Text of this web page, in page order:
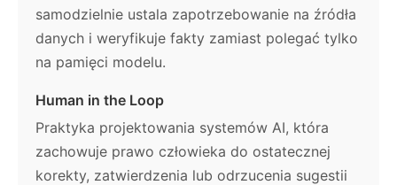
samodzielnie ustala zapotrzebowanie na źródła
danych i weryfikuje fakty zamiast polegać tylko
na pamięci modelu.
Human in the Loop
Praktyka projektowania systemów AI, która
zachowuje prawo człowieka do ostatecznej
korekty, zatwierdzenia lub odrzucenia sugestii